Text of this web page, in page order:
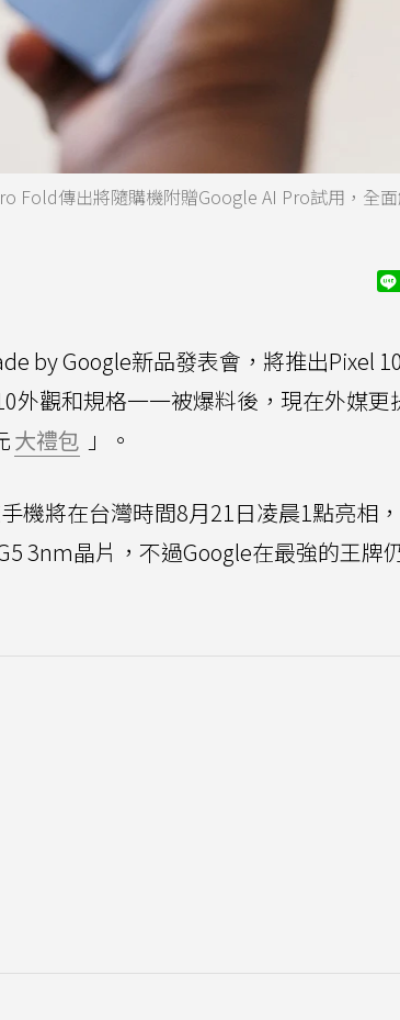
Fold傳出將隨購機附贈Google AI Pro試用，全
by Google新品發表會，將推出Pixel
外觀和規格一一被爆料後，現在外媒更
大禮包 」。
手機將在台灣時間8月21日凌晨1點亮相
3nm晶片，不過Google在最強的王牌